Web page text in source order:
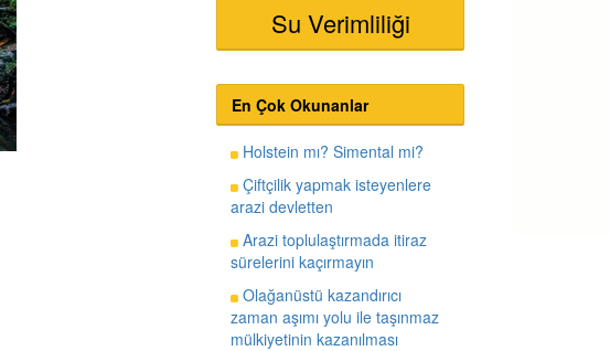
Su Verimliliği
En Çok Okunanlar
Holstein mı? Simental mi?
Çiftçilik yapmak isteyenlere
arazi devletten
Arazi toplulaştırmada itiraz
sürelerini kaçırmayın
Olağanüstü kazandırıcı
zaman aşımı yolu ile taşınmaz
mülkiyetinin kazanılması